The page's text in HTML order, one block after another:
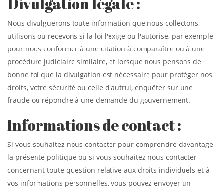
Nous divulguerons toute information que nous collectons,
utilisons ou recevons si la loi l'exige ou l'autorise, par exemple
pour nous conformer à une citation à comparaître ou à une
procédure judiciaire similaire, et lorsque nous pensons de
bonne foi que la divulgation est nécessaire pour protéger nos
droits, votre sécurité ou celle d'autrui, enquêter sur une
fraude ou répondre à une demande du gouvernement.
Informations de contact :
Si vous souhaitez nous contacter pour comprendre davantage
la présente politique ou si vous souhaitez nous contacter
concernant toute question relative aux droits individuels et à
vos informations personnelles, vous pouvez envoyer un